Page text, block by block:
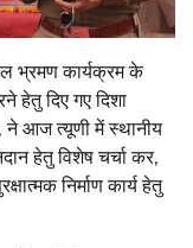
भ्रमण कार्यक्रम के
हेतु दिए गए दिशा
ने आज त्यूणी में स्थानीय
हेतु विशेष चर्चा कर,
निर्माण कार्य हेतु